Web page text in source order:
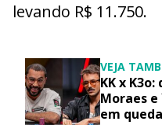
levando R$ 11.750.
VEJA
KK x
Moraes
em